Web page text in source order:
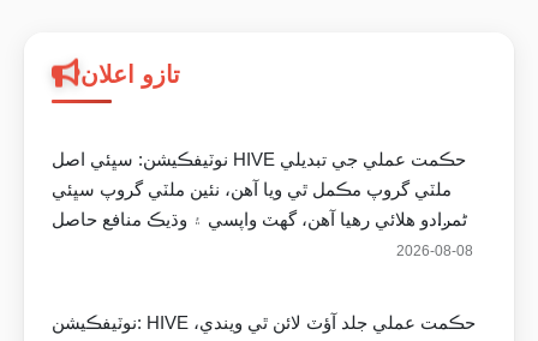
تازو اعلان
نوٽيفڪيشن: سڀئي اصل HIVE حڪمت عملي جي تبديلي
ملٽي گروپ مڪمل ٿي ويا آهن، نئين ملٽي گروپ سڀئي
پاڻمرادو هلائي رهيا آهن، گهٽ واپسي ۽ وڌيڪ منافع حاصل
2026-08-08
نوٽيفڪيشن: HIVE حڪمت عملي جلد آؤٽ لائن ٿي ويندي،